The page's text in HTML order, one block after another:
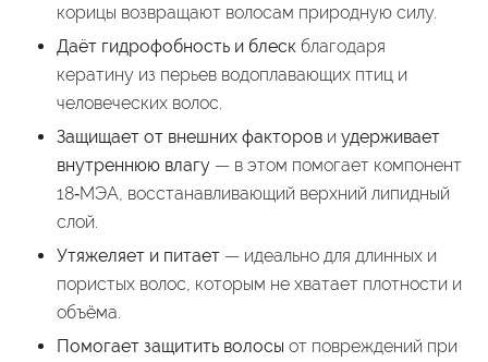
корицы возвращают волосам природную силу.
Даёт гидрофобность и блескблагодаря
кератину из перьев водоплавающих птиц и
человеческих волос.
Защищает от внешних факторови удерживает
внутреннюю влагу— в этом помогает компонент
18‑МЭА, восстанавливающий верхний липидный
слой.
Утяжеляет и питает— идеально для длинных и
пористых волос, которым не хватает плотности и
объёма.
Помогает защитить волосы от повреждений при